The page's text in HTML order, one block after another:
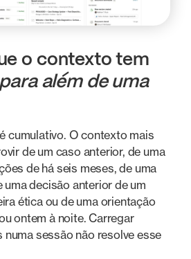
o contexto tem
além de uma
cumulativo. O contexto mais
de um caso anterior, de uma
de há seis meses, de uma
uma decisão anterior de um
ética ou de uma orientação
ontem à noite. Carregar
sessão não resolve esse